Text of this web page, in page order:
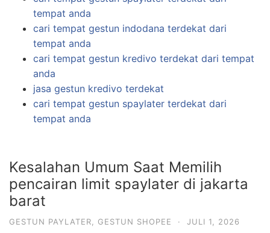
tempat anda
cari tempat gestun indodana terdekat dari
tempat anda
cari tempat gestun kredivo terdekat dari tempat
anda
jasa gestun kredivo terdekat
cari tempat gestun spaylater terdekat dari
tempat anda
Kesalahan Umum Saat Memilih
pencairan limit spaylater di jakarta
barat
GESTUN PAYLATER, GESTUN SHOPEE · JULI 1, 2026